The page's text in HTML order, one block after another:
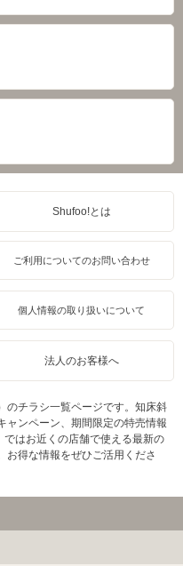
Shufoo!とは
ご利用についてのお問い合わせ
個人情報の取り扱いについて
法人のお客様へ
のチラシ一覧ページです。知床斜
ャンペーン、期間限定の特売情報
はお近くの店舗で使える最新の
お得な情報をぜひご活用くださ